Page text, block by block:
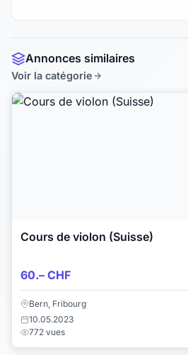
Annonces similaires
Voir la catégorie
Cours de violon (Suisse)
60.– CHF
Bern, Fribourg
10.05.2023
772 vues